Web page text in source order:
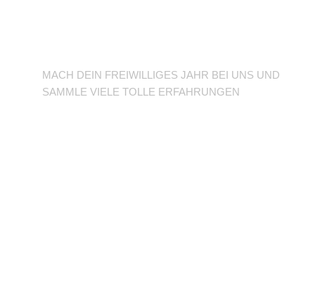
MACH DEIN FREIWILLIGES JAHR BEI UNS UND
SAMMLE VIELE TOLLE ERFAHRUNGEN